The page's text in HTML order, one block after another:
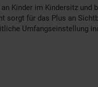
Kinder im Kindersitz und
sorgt für das Plus an
Umfangseinstellung